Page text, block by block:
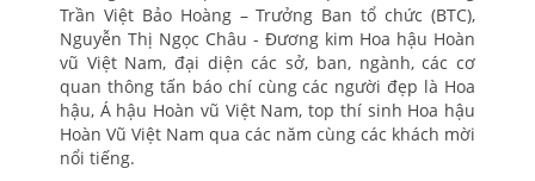
Trần Việt Bảo Hoàng – Trưởng Ban tổ chức (BTC),
Nguyễn Thị Ngọc Châu - Đương kim Hoa hậu Hoàn
vũ Việt Nam, đại diện các sở, ban, ngành, các cơ
quan thông tấn báo chí cùng các người đẹp là Hoa
hậu, Á hậu Hoàn vũ Việt Nam, top thí sinh Hoa hậu
Hoàn Vũ Việt Nam qua các năm cùng các khách mời
nổi tiếng.